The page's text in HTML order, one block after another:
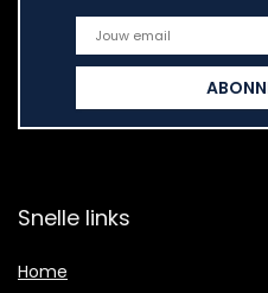
Snelle links
Home